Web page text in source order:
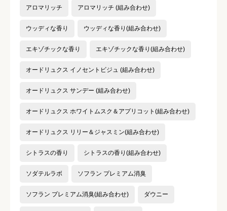
アロマリッチ アロマリッチ (組み合わせ)
ウッディな香り ウッディな香り(組み合わせ)
エキゾチックな香り エキゾチックな香り(組み合わせ)
オードリュクス イノセントビジュ (組み合わせ)
オードリュクス サンデー (組み合わせ)
オードリュクス ホワイトムスク＆アプリコット(組み合わせ)
オードリュクス リリー＆ジャスミン(組み合わせ)
シトラスの香り シトラスの香り(組み合わせ)
ソダテルラボ ソフラン プレミアム消臭
ソフラン プレミアム消臭(組み合わせ) ダウニー